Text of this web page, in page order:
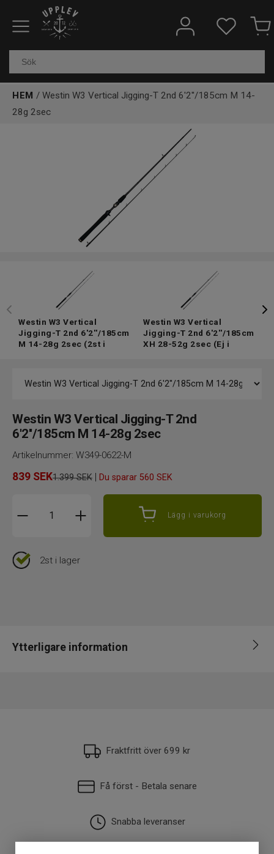
Fiskeredskap
Kläder & skor
HEM / Westin W3 Vertical Jigging-T 2nd 6'2''/185cm M 14-
28g 2sec
Westin W3 Vertical
Jigging-T 2nd 6'2''/185cm
M 14-28g 2sec (2st i
Westin W3 Vertical
Jigging-T 2nd 6'2''/185cm
XH 28-52g 2sec (Ej i
Westin W3 Vertical Jigging-T 2nd
6'2''/185cm M 14-28g 2sec
Artikelnummer: W349-0622-M
839 SEK1.399 SEK | Du sparar 560 SEK
Lägg i varukorg
2st i lager
Ytterligare information
Fraktfritt över 699 kr
Få först - Betala senare
Snabba leveranser